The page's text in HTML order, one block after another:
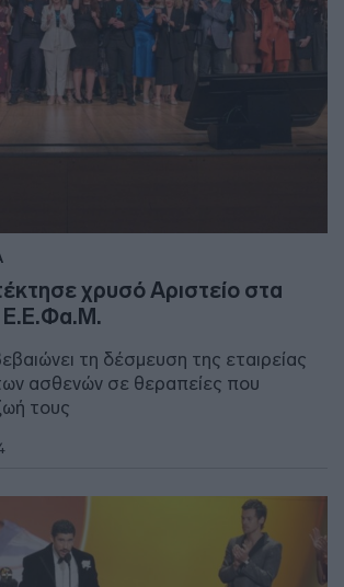
χρυσό Αριστείο στα
Ε.Ε.Φα.Μ.
τη δέσμευση της εταιρείας
ασθενών σε θεραπείες που
τους